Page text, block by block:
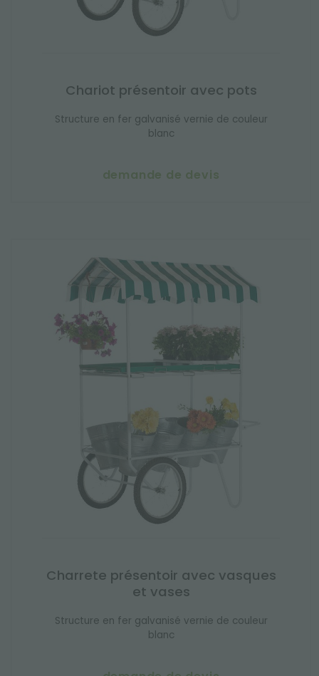
Chariot présentoir avec pots
Structure en fer galvanisé vernie de couleur
blanc
demande de devis
Charrete présentoir avec vasques
et vases
Structure en fer galvanisé vernie de couleur
blanc